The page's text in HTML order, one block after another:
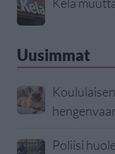
Kela
Uusimmat
Poliisi